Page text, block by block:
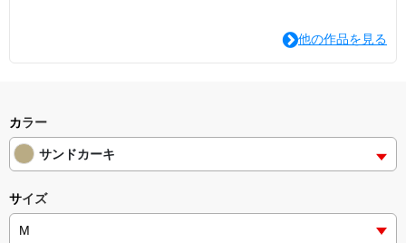
他の作品を見る
カラー
サンドカーキ
サイズ